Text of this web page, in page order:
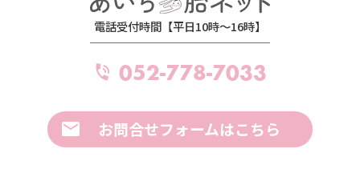
電話受付時間【平日10時～16時】
052-778-7033
お問合せフォームはこちら